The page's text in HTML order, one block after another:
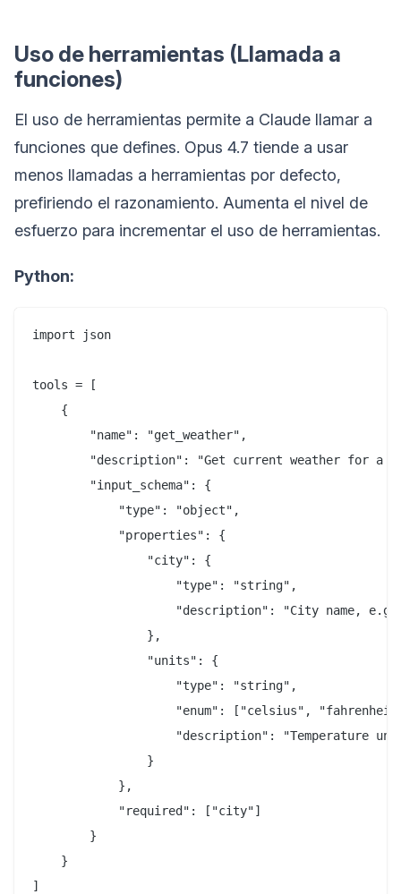
Uso de herramientas (Llamada a
funciones)
El uso de herramientas permite a Claude llamar a
funciones que defines. Opus 4.7 tiende a usar
menos llamadas a herramientas por defecto,
prefiriendo el razonamiento. Aumenta el nivel de
esfuerzo para incrementar el uso de herramientas.
Python:
import json
tools = [
    {
        "name": "get_weather",
"description": "Get current weather for a
        "input_schema": {
            "type": "object",
            "properties": {
                "city": {
                    "type": "string",
"description": "City name,
                },
                "units": {
                    "type": "string",
"enum": ["celsius",
"description": "Temperature
                }
            },
            "required": ["city"]
        }
    }
]